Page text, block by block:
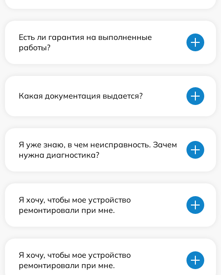
Есть ли гарантия на выполненные
работы?
Какая документация выдается?
Я уже знаю, в чем неисправность. Зачем
нужна диагностика?
Я хочу, чтобы мое устройство
ремонтировали при мне.
Я хочу, чтобы мое устройство
ремонтировали при мне.